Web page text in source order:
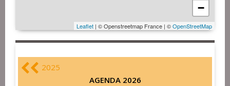
−
Leaflet | © Openstreetmap France | ©OpenStreetMap
2025
AGENDA 2026